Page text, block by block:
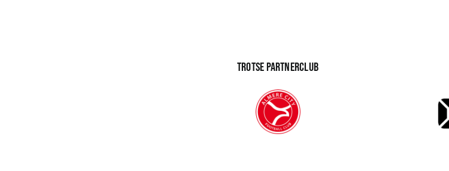
Trotse partnerclub